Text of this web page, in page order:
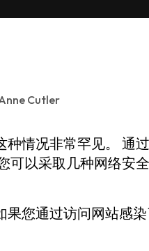
Cutler
情况非常罕见。 通
可以采取几种网络安
您通过访问网站感